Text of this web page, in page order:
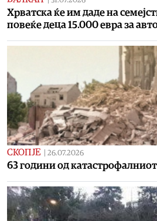
Хрватска ќе им даде на
повеќе деца 15.000 евра за
СКОПЈЕ | 26.07.2026
63 години од катастрофалниот